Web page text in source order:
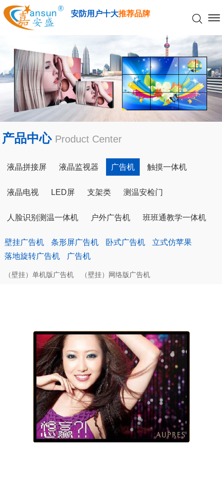
安防用户十大推荐品牌
产品中心 Product Center
液晶拼接屏 液晶监视器 广告机 触摸一体机
液晶电视 LED屏 支架类 测温安检门
人脸识别测温一体机 户外广告机 班班通教学一体机
壁挂广告机 条形屏广告机 卧式广告机
立式仿苹果
落地旋转广告机
广告机
（壁挂）单机版广告机 （壁挂）网络版广告机